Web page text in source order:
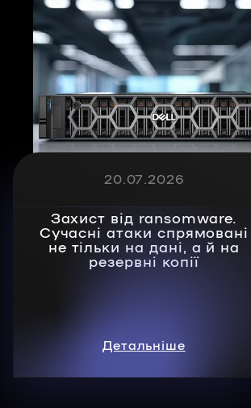
20.07.2026
Захист від ransomware.
Сучасні атаки спрямовані
не тільки на дані, а й на
резервні копії
Детальніше